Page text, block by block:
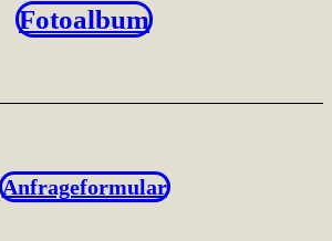
Fotoalbum
Anfrageformular